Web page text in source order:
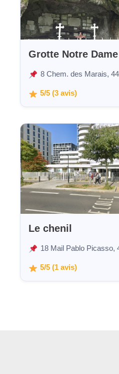
Grotte Notre
8 Chem. des Marais,
5/5 (3 avis)
Le chenil
18 Mail Pablo Picasso,
5/5 (1 avis)